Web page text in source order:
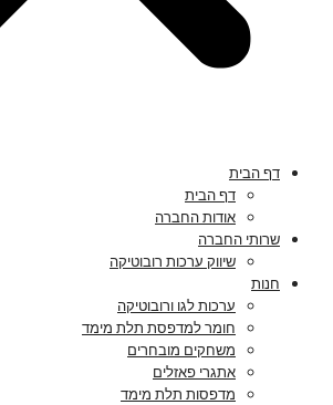
דף הבית
דף הבית
אודות החברה
שרותי החברה
שיווק ערכות רובוטיקה
חנות
ערכות לגו ורובוטיקה
חומר למדפסת תלת מימד
משחקים מובחרים
אתגרי פאזלים
מדפסות תלת מימד